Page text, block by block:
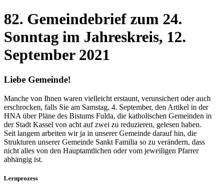
82. Gemeindebrief zum 24.
Sonntag im Jahreskreis, 12.
September 2021
Liebe Gemeinde!
Manche von Ihnen waren vielleicht erstaunt, verunsichert oder auch
erschrocken, falls Sie am Samstag, 4. September, den Artikel in der
HNA über Pläne des Bistums Fulda, die katholischen Gemeinden in
der Stadt Kassel von acht auf zwei zu reduzieren, gelesen haben.
Seit langem arbeiten wir ja in unserer Gemeinde darauf hin, die
Strukturen unserer Gemeinde Sankt Familia so zu verändern, dass
nicht alles von den Hauptamtlichen oder vom jeweiligen Pfarrer
abhängig ist.
Lernprozess